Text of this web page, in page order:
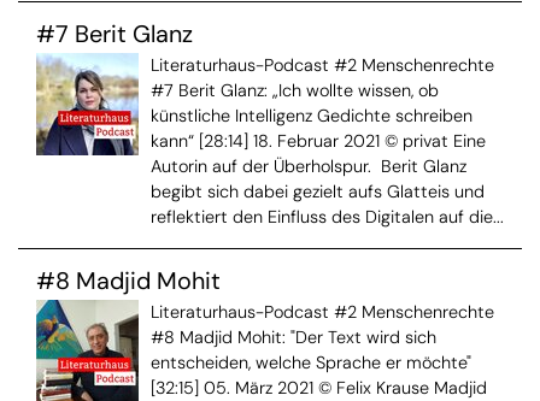
#7 Berit Glanz
Literaturhaus-Podcast #2 Menschenrechte
#7 Berit Glanz: „Ich wollte wissen, ob
künstliche Intelligenz Gedichte schreiben
kann“ [28:14] 18. Februar 2021 © privat Eine
Autorin auf der Überholspur. Berit Glanz
begibt sich dabei gezielt aufs Glatteis und
reflektiert den Einfluss des Digitalen auf die...
#8 Madjid Mohit
Literaturhaus-Podcast #2 Menschenrechte
#8 Madjid Mohit: "Der Text wird sich
entscheiden, welche Sprache er möchte"
[32:15] 05. März 2021 © Felix Krause Madjid